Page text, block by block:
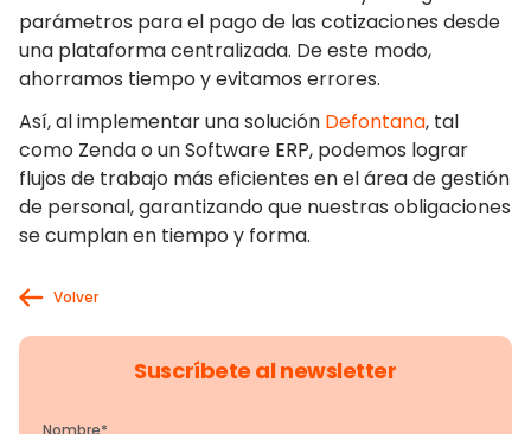
parámetros para el pago de las cotizaciones desde
una plataforma centralizada. De este modo,
ahorramos tiempo y evitamos errores.
Así, al implementar una solución Defontana, tal
como Zenda o un Software ERP, podemos lograr
flujos de trabajo más eficientes en el área de gestión
de personal, garantizando que nuestras obligaciones
se cumplan en tiempo y forma.
Volver
Suscríbete al newsletter
Nombre*